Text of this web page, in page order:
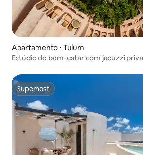
Apartamento ⋅ Tulum
Estúdio de bem-estar com jacuzzi
Superhost
Superhost